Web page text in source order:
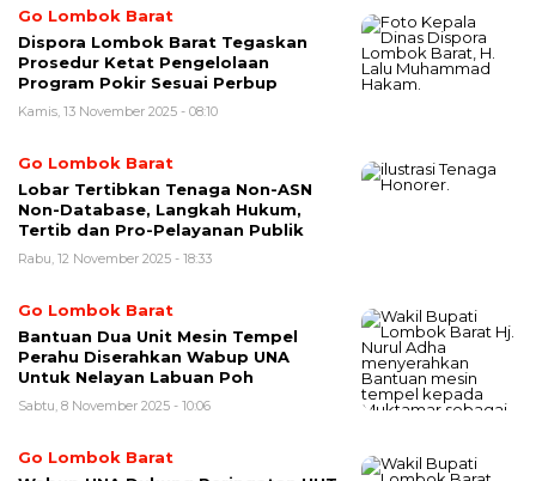
Go Lombok Barat
Dispora Lombok Barat Tegaskan
Prosedur Ketat Pengelolaan
Program Pokir Sesuai Perbup
Kamis, 13 November 2025 - 08:10
Go Lombok Barat
Lobar Tertibkan Tenaga Non-ASN
Non-Database, Langkah Hukum,
Tertib dan Pro-Pelayanan Publik
Rabu, 12 November 2025 - 18:33
Go Lombok Barat
Bantuan Dua Unit Mesin Tempel
Perahu Diserahkan Wabup UNA
Untuk Nelayan Labuan Poh
Sabtu, 8 November 2025 - 10:06
Go Lombok Barat